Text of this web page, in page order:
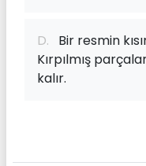
D. Bir resmin
Kırpılmış
kalır.